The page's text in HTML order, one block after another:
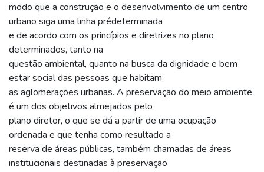
modo que a construção e o desenvolvimento de um centro
urbano siga uma linha prédeterminada
e de acordo com os princípios e diretrizes no plano
determinados, tanto na
questão ambiental, quanto na busca da dignidade e bem
estar social das pessoas que habitam
as aglomerações urbanas. A preservação do meio ambiente
é um dos objetivos almejados pelo
plano diretor, o que se dá a partir de uma ocupação
ordenada e que tenha como resultado a
reserva de áreas públicas, também chamadas de áreas
institucionais destinadas à preservação